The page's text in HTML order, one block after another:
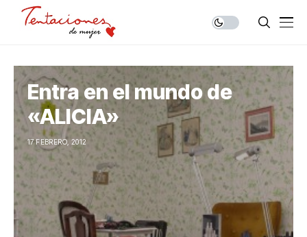
Entra en el mundo de
«ALICIA»
17 FEBRERO, 2012